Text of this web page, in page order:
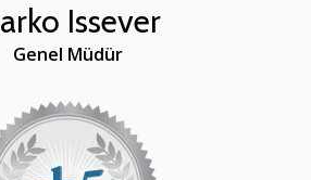
Issever
Genel Müdür